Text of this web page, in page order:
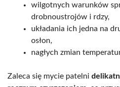
wilgotnych warunków
drobnoustrojów i rdzy,
układania ich jedna na
osłon,
nagłych zmian
Zaleca się mycie patelni